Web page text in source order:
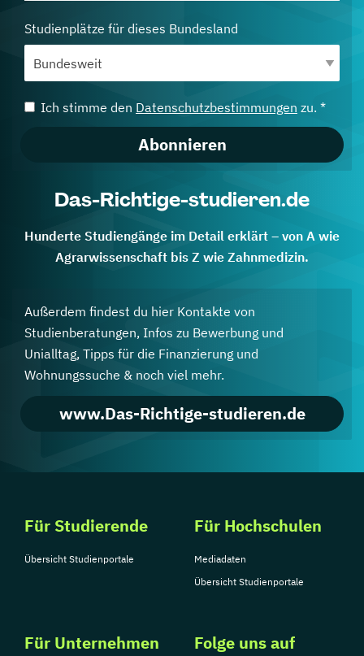
Studienplätze für dieses Bundesland
Ich stimme den Datenschutzbestimmungen zu. *
Abonnieren
Das-Richtige-studieren.de
Hunderte Studiengänge im Detail erklärt – von A wie
Agrarwissenschaft bis Z wie Zahnmedizin.
Außerdem findest du hier Kontakte von
Studienberatungen, Infos zu Bewerbung und
Unialltag, Tipps für die Finanzierung und
Wohnungssuche & noch viel mehr.
www.Das-Richtige-studieren.de
Für Studierende
Übersicht Studienportale
Für Hochschulen
Mediadaten
Übersicht Studienportale
Für Unternehmen Folge uns auf